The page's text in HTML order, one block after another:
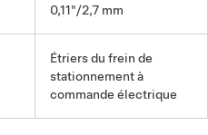
0,11"/2,7 mm
Étriers du frein de
stationnement à
commande électrique